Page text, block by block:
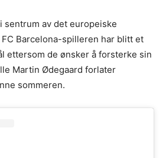
sentrum av det europeiske
Barcelona-spilleren har blitt et
ettersom de ønsker å forsterke sin
Martin Ødegaard forlater
sommeren.